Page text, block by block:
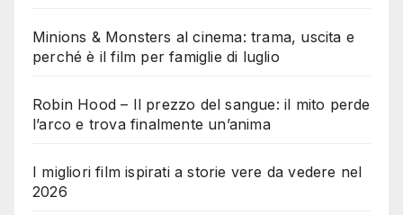
Minions & Monsters al cinema: trama, uscita e
perché è il film per famiglie di luglio
Robin Hood – Il prezzo del sangue: il mito perde
l’arco e trova finalmente un’anima
I migliori film ispirati a storie vere da vedere nel
2026